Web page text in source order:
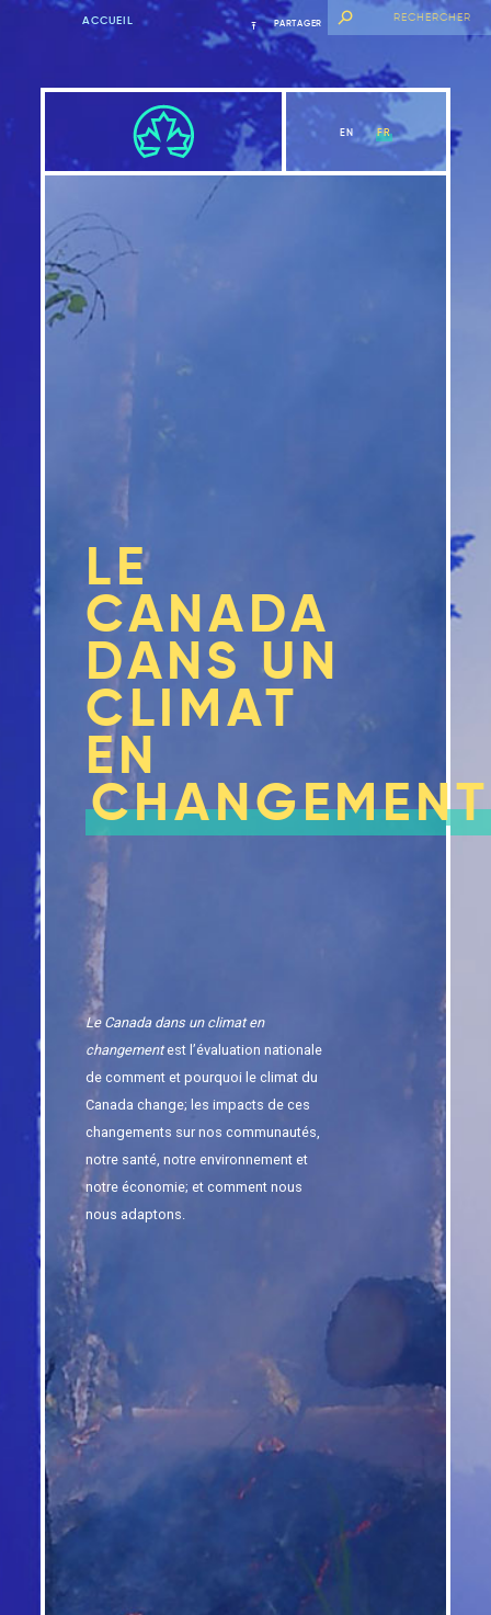
ACCUEIL PARTAGER
EN FR
LE
CANADA
DANS UN
CLIMAT
EN
CHANGEMENT
Le Canada dans un climat en
changementest l’évaluation nationale
de comment et pourquoi le climat du
Canada change; les impacts de ces
changements sur nos communautés,
notre santé, notre environnement et
notre économie; et comment nous
nous adaptons.